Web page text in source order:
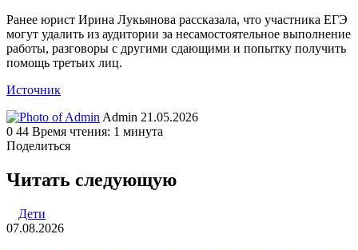
Ранее юрист Ирина Лукьянова рассказала, что участника ЕГЭ
могут удалить из аудитории за несамостоятельное выполнение
работы, разговоры с другими сдающими и попытку получить
помощь третьих лиц.
Источник
Admin Send
an
21.05.2026
0 44 Время чтения: 1 минута
Поделиться
через
электронную
Читать следующую
Дети
07.08.2026